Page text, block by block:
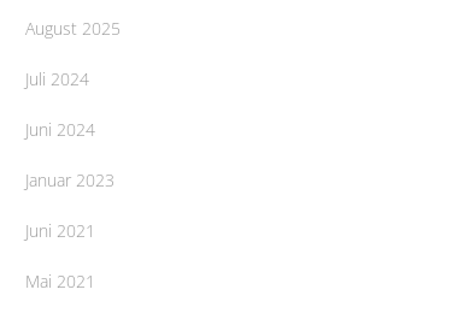
August 2025
Juli 2024
Juni 2024
Januar 2023
Juni 2021
Mai 2021